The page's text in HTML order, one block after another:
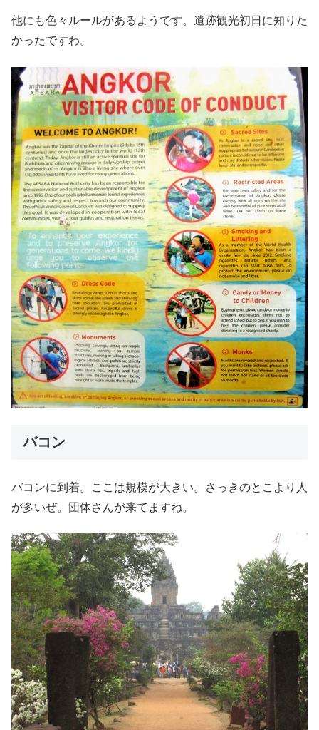
他にも色々ルールがあるようです。遺跡観光初日に知りた
かったですわ。
バコン
バコンに到着。ここは規模が大きい。さっきのとこより人
が多いぜ。団体さんが来てますね。